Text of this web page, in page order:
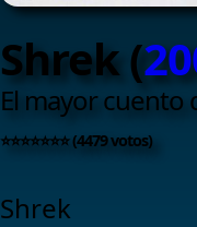
Shrek (
El mayor cuento
⭐⭐⭐⭐⭐⭐⭐ (4479 votos)
Shrek